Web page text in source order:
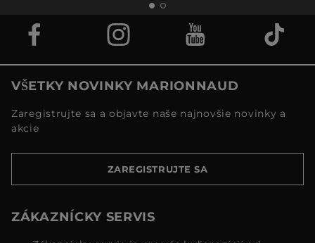
VŠETKY NOVINKY MARIONNAUD
Zaregistrujte sa a objavte naše najnovšie novinky a
akcie
ZAREGISTRUJTE SA
ZÁKAZNÍCKY SERVIS